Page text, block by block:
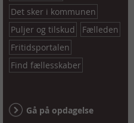
Det sker i kommunen
Puljer og tilskud
Fælleden
Fritidsportalen
Find fællesskaber
Gå på opdagelse